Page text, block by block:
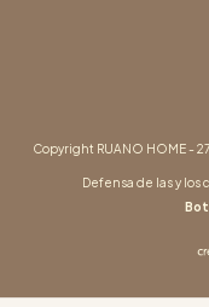
Copyright RUANO HOME -
Defensa de las y los